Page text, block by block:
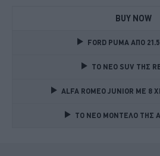
BUY NOW
FORD PUMA ΑΠΟ
TO NEO SUV ΤΗΣ
ALFA ROMEO JUNIOR ME 8
TO NEO MONTΕΛΟ ΤΗΣ